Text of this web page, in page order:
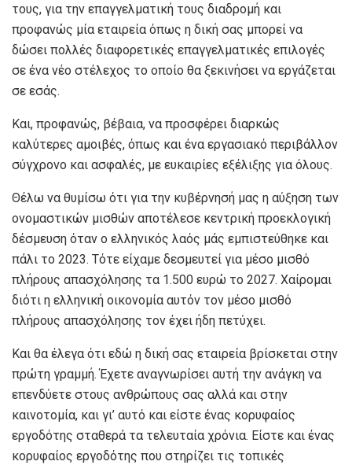
τους, για την επαγγελματική τους διαδρομή και
προφανώς μία εταιρεία όπως η δική σας μπορεί να
δώσει πολλές διαφορετικές επαγγελματικές επιλογές
σε ένα νέο στέλεχος το οποίο θα ξεκινήσει να εργάζεται
σε εσάς.
Και, προφανώς, βέβαια, να προσφέρει διαρκώς
καλύτερες αμοιβές, όπως και ένα εργασιακό περιβάλλον
σύγχρονο και ασφαλές, με ευκαιρίες εξέλιξης για όλους.
Θέλω να θυμίσω ότι για την κυβέρνησή μας η αύξηση των
ονομαστικών μισθών αποτέλεσε κεντρική προεκλογική
δέσμευση όταν ο ελληνικός λαός μάς εμπιστεύθηκε και
πάλι το 2023. Τότε είχαμε δεσμευτεί για μέσο μισθό
πλήρους απασχόλησης τα 1.500 ευρώ το 2027. Χαίρομαι
διότι η ελληνική οικονομία αυτόν τον μέσο μισθό
πλήρους απασχόλησης τον έχει ήδη πετύχει.
Και θα έλεγα ότι εδώ η δική σας εταιρεία βρίσκεται στην
πρώτη γραμμή. Έχετε αναγνωρίσει αυτή την ανάγκη να
επενδύετε στους ανθρώπους σας αλλά και στην
καινοτομία, και γι’ αυτό και είστε ένας κορυφαίος
εργοδότης σταθερά τα τελευταία χρόνια. Είστε και ένας
κορυφαίος εργοδότης που στηρίζει τις τοπικές